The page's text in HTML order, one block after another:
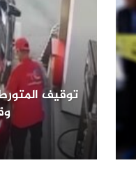
توقيف